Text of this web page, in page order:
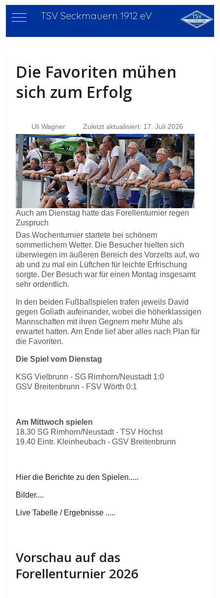
Mobile Menu Toggle
TSV Seckmauern 1912 eV
Die Favoriten mühen
sich zum Erfolg
Uli Wagner Zuletzt aktualisiert: 17. Juli 2026
Auch am Dienstag hatte das Forellenturnier regen
Zuspruch
Das Wochenturnier startete bei schönem
sommerlichem Wetter. Die Besucher hielten sich
überwiegen im äußeren Bereich des Vorzelts auf, wo
ab und zu mal ein Lüftchen für leichte Erfrischung
sorgte. Der Besuch war für einen Montag insgesamt
sehr ordentlich.
In den beiden Fußballspielen trafen jeweils David
gegen Goliath aufeinander, wobei die höherklassigen
Mannschaften mit ihren Gegnern mehr Mühe als
erwartet hatten. Am Ende lief aber alles nach Plan für
die Favoriten.
Die Spiel vom Dienstag
KSG Vielbrunn - SG Rimhorn/Neustadt 1:0
GSV Breitenbrunn - FSV Wörth 0:1
Am Mittwoch spielen
18.30 SG Rimhorn/Neustadt - TSV Höchst
19.40 Eintr. Kleinheubach - GSV Breitenbrunn
Hier die Berichte zu den Spielen.....
Bilder....
Live Tabelle / Ergebnisse .....
Vorschau auf das
Forellenturnier 2026